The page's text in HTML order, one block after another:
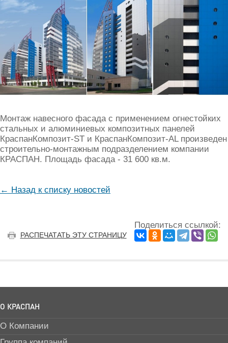
Монтаж навесного фасада с применением огнестойких
стальных и алюминиевых композитных панелей
КраспанКомпозит-ST и КраспанКомпозит-AL произведен
строительно-монтажным подразделением компании
КРАСПАН. Площадь фасада - 31 600 кв.м.
← Назад к списку новостей
РАСПЕЧАТАТЬ ЭТУ СТРАНИЦУ
Поделиться ссылкой:
О КРАСПАН
О Компании